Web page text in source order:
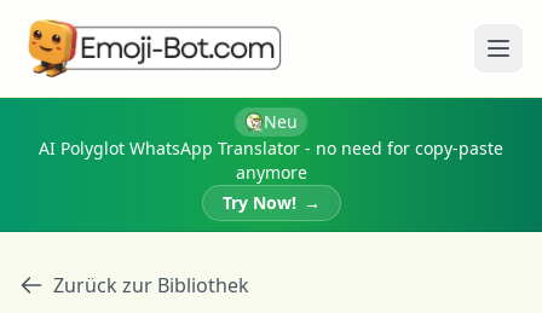
Neu
AI Polyglot WhatsApp Translator - no need for copy-paste
anymore
Try Now! →
Zurück zur Bibliothek